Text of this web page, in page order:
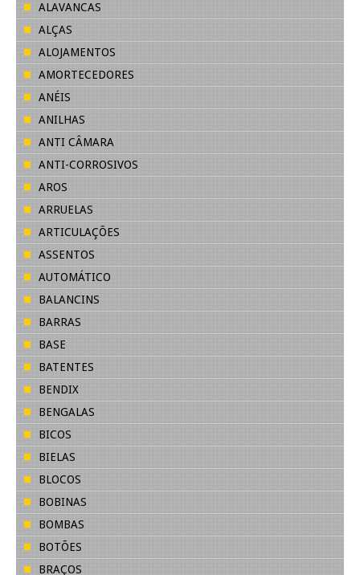
ALAVANCAS
ALÇAS
ALOJAMENTOS
AMORTECEDORES
ANÉIS
ANILHAS
ANTI CÂMARA
ANTI-CORROSIVOS
AROS
ARRUELAS
ARTICULAÇÕES
ASSENTOS
AUTOMÁTICO
BALANCINS
BARRAS
BASE
BATENTES
BENDIX
BENGALAS
BICOS
BIELAS
BLOCOS
BOBINAS
BOMBAS
BOTÕES
BRAÇOS